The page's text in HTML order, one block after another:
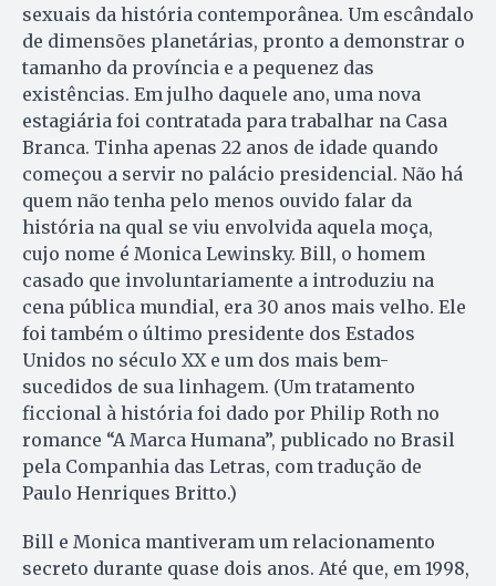
sexuais da história contemporânea. Um escândalo
de dimensões planetárias, pronto a demonstrar o
tamanho da província e a pequenez das
existências. Em julho daquele ano, uma nova
estagiária foi contratada para trabalhar na Casa
Branca. Tinha apenas 22 anos de idade quando
começou a servir no palácio presidencial. Não há
quem não tenha pelo menos ouvido falar da
história na qual se viu envolvida aquela moça,
cujo nome é Monica Lewinsky. Bill, o homem
casado que involuntariamente a introduziu na
cena pública mundial, era 30 anos mais velho. Ele
foi também o último presidente dos Estados
Unidos no século XX e um dos mais bem-
sucedidos de sua linhagem. (Um tratamento
ficcional à história foi dado por Philip Roth no
romance “A Marca Humana”, publicado no Brasil
pela Companhia das Letras, com tradução de
Paulo Henriques Britto.)
Bill e Monica mantiveram um relacionamento
secreto durante quase dois anos. Até que, em 1998,